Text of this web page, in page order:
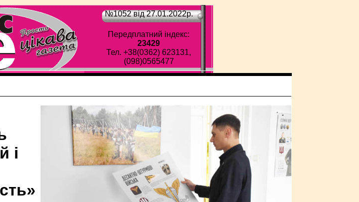
№1052 від 27.01.2022p.
Передплатний індекс:
23429
Тел. +38(0362) 623131,
(098)0565477
і